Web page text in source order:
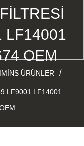
LF14001
OEM
ÜRÜNLER /
LF9001 LF14001